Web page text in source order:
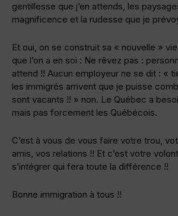
gentillesse que j’en attends, les
magnificence et la rudesse que je
Et oui, on se construit sa « nouvelle »
que l’on a en soi : Ne rêvez pas :
attend !! Aucun employeur ne se dit : «
les immigrés arrivent que je puisse
sont vacants !! » non. Le Québec a
mais pas forcement les Québécois.
C’est à vous de vous faire votre trou,
amis, vos relations !! Et c’est votre
s’intégrer qui fera toute la différence !!
Bonne immigration à tous !!